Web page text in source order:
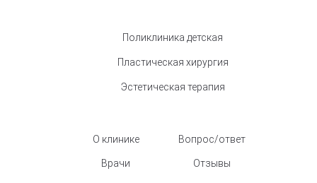
Поликлиника детская
Пластическая хирургия
Эстетическая терапия
О клинике
Врачи
Вопрос/ответ
Отзывы